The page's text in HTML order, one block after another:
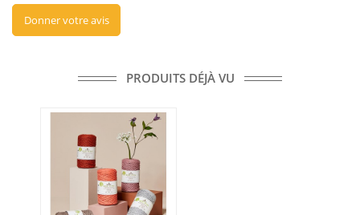
Donner votre avis
PRODUITS DÉJÀ VU